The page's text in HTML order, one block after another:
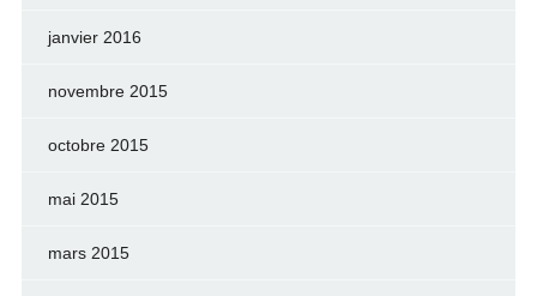
janvier 2016
novembre 2015
octobre 2015
mai 2015
mars 2015